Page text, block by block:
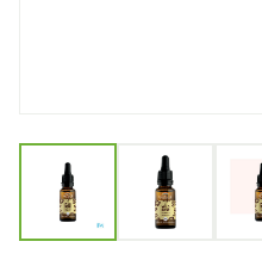
View larger image
View